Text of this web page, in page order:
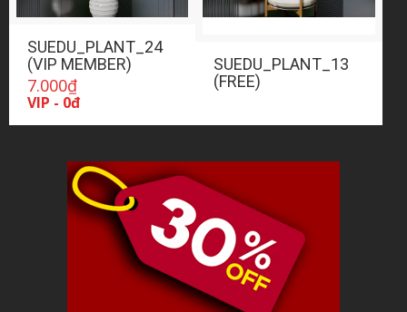
SUEDU_PLANT_24
(VIP MEMBER)
7.000₫
VIP - 0đ
SUEDU_PLANT_13
(FREE)